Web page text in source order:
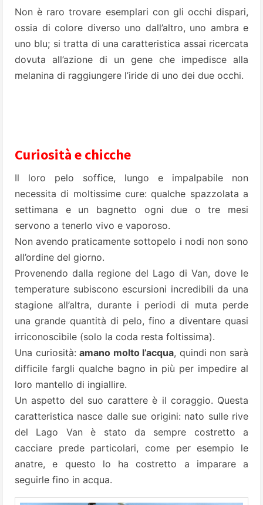
Non è raro trovare esemplari con gli occhi dispari,
ossia di colore diverso uno dall’altro, uno ambra e
uno blu; si tratta di una caratteristica assai ricercata
dovuta all’azione di un gene che impedisce alla
melanina di raggiungere l’iride di uno dei due occhi.
Curiosità e chicche
Il loro pelo soffice, lungo e impalpabile non
necessita di moltissime cure: qualche spazzolata a
settimana e un bagnetto ogni due o tre mesi
servono a tenerlo vivo e vaporoso.
Non avendo praticamente sottopelo i nodi non sono
all’ordine del giorno.
Provenendo dalla regione del Lago di Van, dove le
temperature subiscono escursioni incredibili da una
stagione all’altra, durante i periodi di muta perde
una grande quantità di pelo, fino a diventare quasi
irriconoscibile (solo la coda resta foltissima).
Una curiosità:amano molto l’acqua, quindi non sarà
difficile fargli qualche bagno in più per impedire al
loro mantello di ingiallire.
Un aspetto del suo carattere è il coraggio. Questa
caratteristica nasce dalle sue origini: nato sulle rive
del Lago Van è stato da sempre costretto a
cacciare prede particolari, come per esempio le
anatre, e questo lo ha costretto a imparare a
seguirle fino in acqua.